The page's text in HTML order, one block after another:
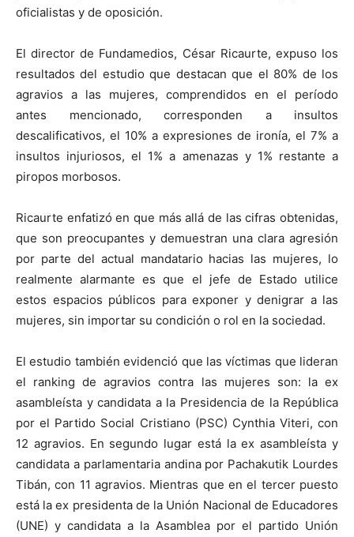
oficialistas y de oposición.
El director de Fundamedios, César Ricaurte, expuso los
resultados del estudio que destacan que el 80% de los
agravios a las mujeres, comprendidos en el período
antes mencionado, corresponden a insultos
descalificativos, el 10% a expresiones de ironía, el 7% a
insultos injuriosos, el 1% a amenazas y 1% restante a
piropos morbosos.
Ricaurte enfatizó en que más allá de las cifras obtenidas,
que son preocupantes y demuestran una clara agresión
por parte del actual mandatario hacias las mujeres, lo
realmente alarmante es que el jefe de Estado utilice
estos espacios públicos para exponer y denigrar a las
mujeres, sin importar su condición o rol en la sociedad.
El estudio también evidenció que las víctimas que lideran
el ranking de agravios contra las mujeres son: la ex
asambleísta y candidata a la Presidencia de la República
por el Partido Social Cristiano (PSC) Cynthia Viteri, con
12 agravios. En segundo lugar está la ex asambleísta y
candidata a parlamentaria andina por Pachakutik Lourdes
Tibán, con 11 agravios. Mientras que en el tercer puesto
está la ex presidenta de la Unión Nacional de Educadores
(UNE) y candidata a la Asamblea por el partido Unión